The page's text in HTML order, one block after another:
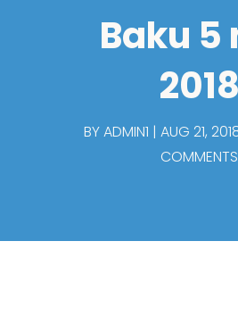
Baku 5
2018
BYADMIN1 AUG 21,
COMMENTS